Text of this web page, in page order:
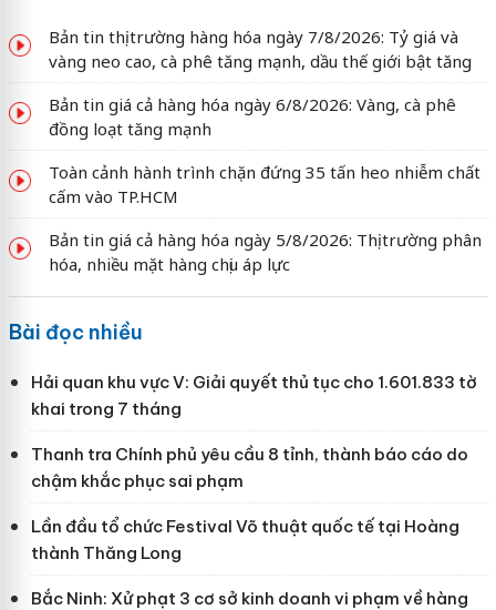
Bản tin thị trường hàng hóa ngày 7/8/2026: Tỷ giá và
vàng neo cao, cà phê tăng mạnh, dầu thế giới bật tăng
Bản tin giá cả hàng hóa ngày 6/8/2026: Vàng, cà phê
đồng loạt tăng mạnh
Toàn cảnh hành trình chặn đứng 35 tấn heo nhiễm chất
cấm vào TP.HCM
Bản tin giá cả hàng hóa ngày 5/8/2026: Thị trường phân
hóa, nhiều mặt hàng chịu áp lực
Bài đọc nhiều
Hải quan khu vực V: Giải quyết thủ tục cho 1.601.833 tờ
khai trong 7 tháng
Thanh tra Chính phủ yêu cầu 8 tỉnh, thành báo cáo do
chậm khắc phục sai phạm
Lần đầu tổ chức Festival Võ thuật quốc tế tại Hoàng
thành Thăng Long
Bắc Ninh: Xử phạt 3 cơ sở kinh doanh vi phạm về hàng